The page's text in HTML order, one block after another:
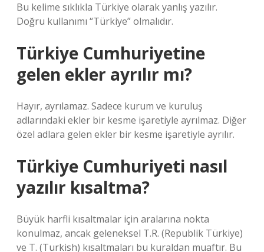
Bu kelime sıklıkla Türkiye olarak yanlış yazılır.
Doğru kullanımı “Türkiye” olmalıdır.
Türkiye Cumhuriyetine
gelen ekler ayrılır mı?
Hayır, ayrılamaz. Sadece kurum ve kuruluş
adlarındaki ekler bir kesme işaretiyle ayrılmaz. Diğer
özel adlara gelen ekler bir kesme işaretiyle ayrılır.
Türkiye Cumhuriyeti nasıl
yazılır kısaltma?
Büyük harfli kısaltmalar için aralarına nokta
konulmaz, ancak geleneksel T.R. (Republik Türkiye)
ve T. (Turkish) kısaltmaları bu kuraldan muaftır. Bu